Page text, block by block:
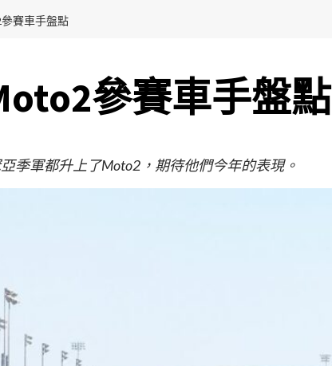
參賽車手盤點
參賽車手盤點
季軍都升上了Moto2，期待他們今年的表現。